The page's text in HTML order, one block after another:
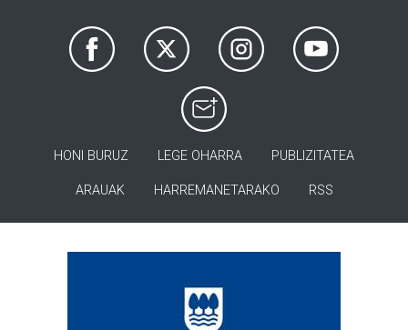
HONI BURUZ LEGE OHARRA PUBLIZITATEA
ARAUAK HARREMANETARAKO RSS